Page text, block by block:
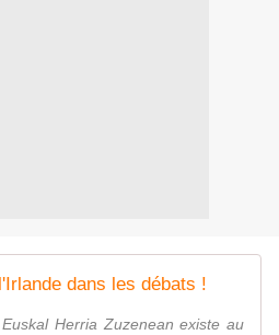
dans les débats !
Herria Zuzenean existe au